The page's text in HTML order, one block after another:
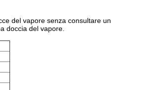
del vapore senza consultare un
doccia del vapore.